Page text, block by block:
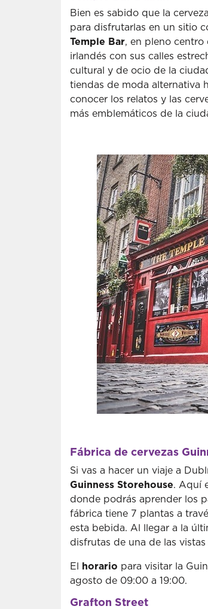
Bien es sabido que la
para disfrutarlas en un sitio
Temple Bar, en pleno centro
irlandés con sus calles
cultural y de ocio de la
tiendas de moda alternativa
conocer los relatos y las
más emblemáticos de la
Fábrica de cervezas
Si vas a hacer un viaje a
Guinness Storehouse. Aquí
donde podrás aprender los
fábrica tiene 7 plantas a
esta bebida. Al llegar a la
disfrutas de una de las
El horario para visitar la
agosto de 09:00 a 19:00.
Grafton Street